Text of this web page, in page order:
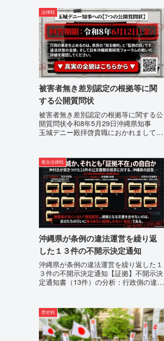
り初めて明らかにされる仕組み」という
根拠のない違法運用の指摘と条例運用の
停止を求める陳情...
法律戦
被害者無き差別認定の根拠等に関
する公開質問状
被害者無き差別認定の根拠等に関する公
開質問状令和8年5月29日沖縄県知事
玉城デニー殿拝啓貴職におかれまして
（弁明）を行うにあたり、沖縄県行政手
続条例第28条で定められた...
複合法律戦
沖縄県が条例の違法運営を繰り返
した１３件の不開示決定通知
沖縄県が条例の違法運営を繰り返した１
３件の不開示決定通知【証拠】不開示決
定通知書（13件）の分析：行政側の違法
拒否を突きつけました。これは、彼らが
行政手続きの正当性を失っ...
歴史戦